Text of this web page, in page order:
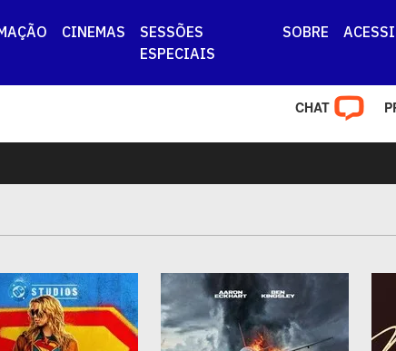
CINEMAS
SESSÕES
ESPECIAIS
SOBRE